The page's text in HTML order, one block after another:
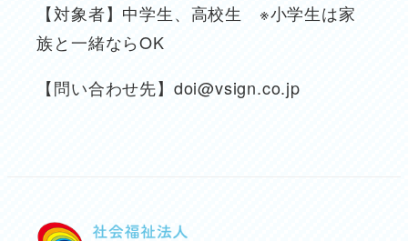
【対象者】中学生、高校生 ※小学生は家
族と一緒ならOK
【問い合わせ先】doi@vsign.co.jp